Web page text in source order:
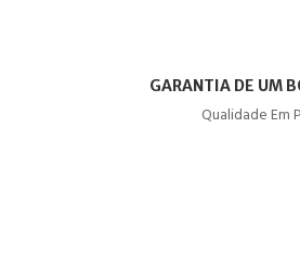
GARANTIA DE UM
Qualidade Em